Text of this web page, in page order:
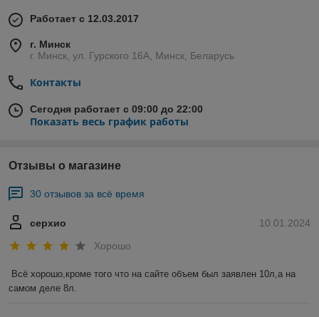
Работает с 12.03.2017
г. Минск
г. Минск, ул. Гурского 16А, Минск, Беларусь
Контакты
Сегодня работает с 09:00 до 22:00
Показать весь график работы
Отзывы о магазине
30 отзывов за всё время
10.01.2024
серхио
Хорошо
Всё хорошо,кроме того что на сайте объем был заявлен 10л,а на
самом деле 8л.